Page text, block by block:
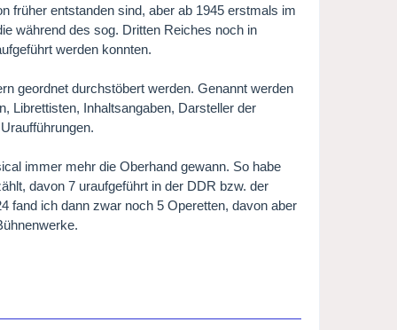
früher entstanden sind, aber ab 1945 erstmals im
während des sog. Dritten Reiches noch in
werden konnten.
geordnet durchstöbert werden. Genannt werden
Librettisten, Inhaltsangaben, Darsteller der
immer mehr die Oberhand gewann. So habe
davon 7 uraufgeführt in der DDR bzw. der
fand ich dann zwar noch 5 Operetten, davon aber